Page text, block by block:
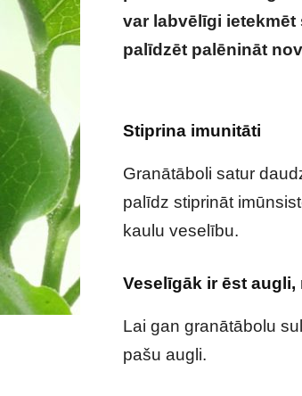
var labvēlīgi
palīdzēt palēnināt
Stiprina imunitāti
Granātāboli satur
palīdz stiprināt
kaulu veselību.
Veselīgāk ir ēst
Lai gan granātābolu
pašu augli.